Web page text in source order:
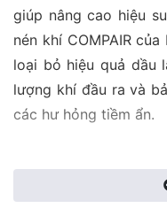
giúp nâng cao hiệu
nén khí COMPAIR
loại bỏ hiệu quả dầu
lượng khí đầu ra và
các hư hỏng tiềm ẩn.